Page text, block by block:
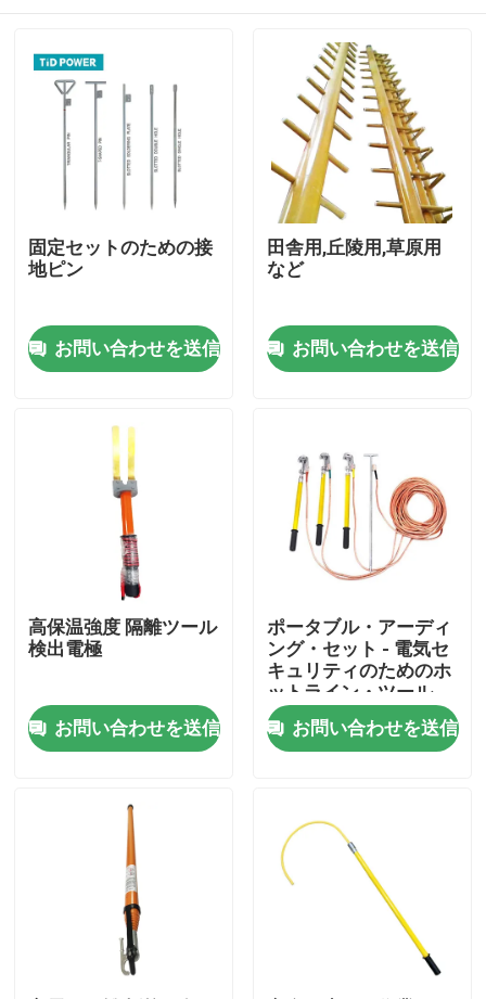
家へ
わたしたち に つい て
工場 ツアー
品質管理
引金 を 求め て ください
固定セットのための接
地ピン
お問い合わせを送信
田舎用,丘陵用,草原用
など
お問い合わせを送信
高保温強度 隔離ツール
検出電極
お問い合わせを送信
ポータブル・アーディ
ング・セット - 電気セ
キュリティのためのホ
ットライン・ツール
お問い合わせを送信